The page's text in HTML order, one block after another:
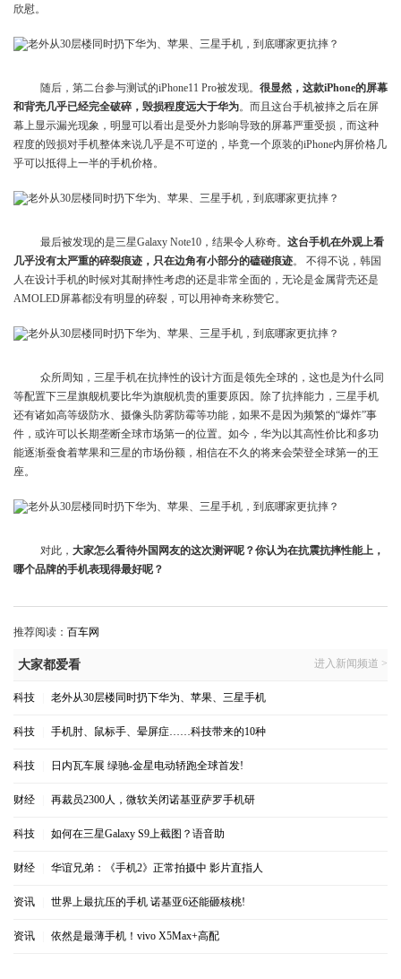
欣慰。
随后，第二台参与测试的iPhone11 Pro被发现。 很显然，这款iPhone的屏幕
和背壳几乎已经完全破碎，毁损程度远大于华为。而且这台手机被摔之后在屏
幕上显示漏光现象，明显可以看出是受外力影响导致的屏幕严重受损，而这种
程度的毁损对手机整体来说几乎是不可逆的，毕竟一个原装的iPhone内屏价格几
乎可以抵得上一半的手机价格。
最后被发现的是三星Galaxy Note10，结果令人称奇。 这台手机在外观上看
几乎没有太严重的碎裂痕迹，只在边角有小部分的磕碰痕迹。 不得不说，韩国
人在设计手机的时候对其耐摔性考虑的还是非常全面的，无论是金属背壳还是
AMOLED屏幕都没有明显的碎裂，可以用神奇来称赞它。
众所周知，三星手机在抗摔性的设计方面是领先全球的，这也是为什么同
等配置下三星旗舰机要比华为旗舰机贵的重要原因。除了抗摔能力，三星手机
还有诸如高等级防水、摄像头防雾防霉等功能，如果不是因为频繁的“爆炸”事
件，或许可以长期垄断全球市场第一的位置。如今，华为以其高性价比和多功
能逐渐蚕食着苹果和三星的市场份额，相信在不久的将来会荣登全球第一的王
座。
对此， 大家怎么看待外国网友的这次测评呢？你认为在抗震抗摔性能上，
哪个品牌的手机表现得最好呢？
推荐阅读： 百车网
大家都爱看 进入新闻频道 >
科技 老外从30层楼同时扔下华为、苹果、三星手机
科技 手机肘、鼠标手、晕屏症……科技带来的10种
科技 日内瓦车展 绿驰-金星电动轿跑全球首发!
财经 再裁员2300人，微软关闭诺基亚萨罗手机研
科技 如何在三星Galaxy S9上截图？语音助
财经 华谊兄弟：《手机2》正常拍摄中 影片直指人
资讯 世界上最抗压的手机 诺基亚6还能砸核桃!
资讯 依然是最薄手机！vivo X5Max+高配